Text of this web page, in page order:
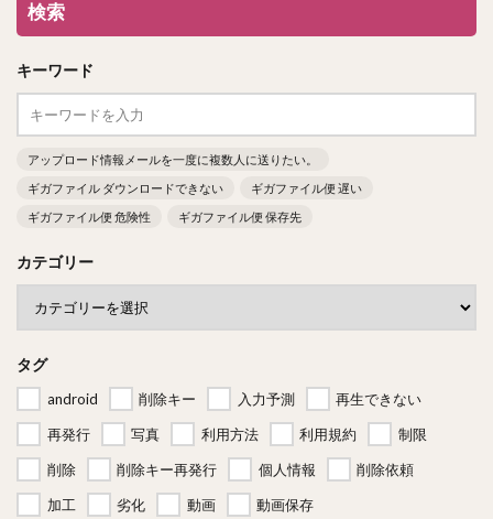
検索
キーワード
アップロード情報メールを一度に複数人に送りたい。
ギガファイル ダウンロードできない
ギガファイル便 遅い
ギガファイル便 危険性
ギガファイル便 保存先
カテゴリー
タグ
android 削除キー 入力予測
再生できない
再発行
写真 利用方法 利用規約
制限
削除
削除キー再発行 個人情報
削除依頼
加工
劣化 動画
動画保存